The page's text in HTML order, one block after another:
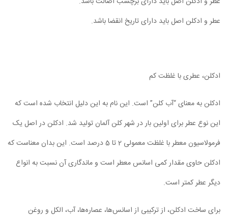
عطر و ادکلن اصل باید دارای تاریخ انقضا باشد.
ادکلن، عطری با غلظت کم
ادکلن به معنای “آب کلن” است. این نام به این دلیل انتخاب شده است که
این نوع عطر برای اولین بار در شهر کلن آلمان تولید شد. ادکلن در اصل یک
فرمولاسیون معطر با غلظت معمولی 2 تا 5 درصد است. این بدان معناست که
ادکلن حاوی مقدار کمی اسانس معطر است و ماندگاری آن نسبت به انواع
دیگر عطر کمتر است.
برای ساخت ادکلن، از ترکیبی از اسانس‌ها، عصاره‌ها، آب، الکل و روغن